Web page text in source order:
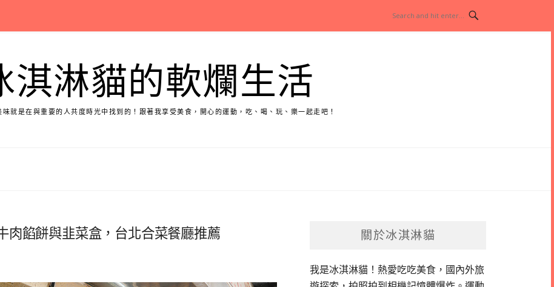
淇淋貓的軟爛生活
味就是在與重要的人共度時光中找到的！跟著我享受美食，開心的運動，吃、喝、玩、樂一起走吧！
肉餡餅與韭菜盒，台北合菜餐廳推薦 關於冰淇淋貓
我是冰淇淋貓！ 熱愛吃吃美食，國內外旅